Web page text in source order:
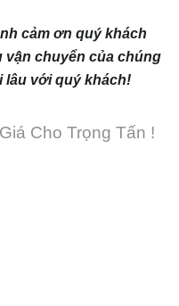
cảm ơn quý khách
vận chuyển của chúng
lâu với quý khách!
Cho Trọng Tấn !